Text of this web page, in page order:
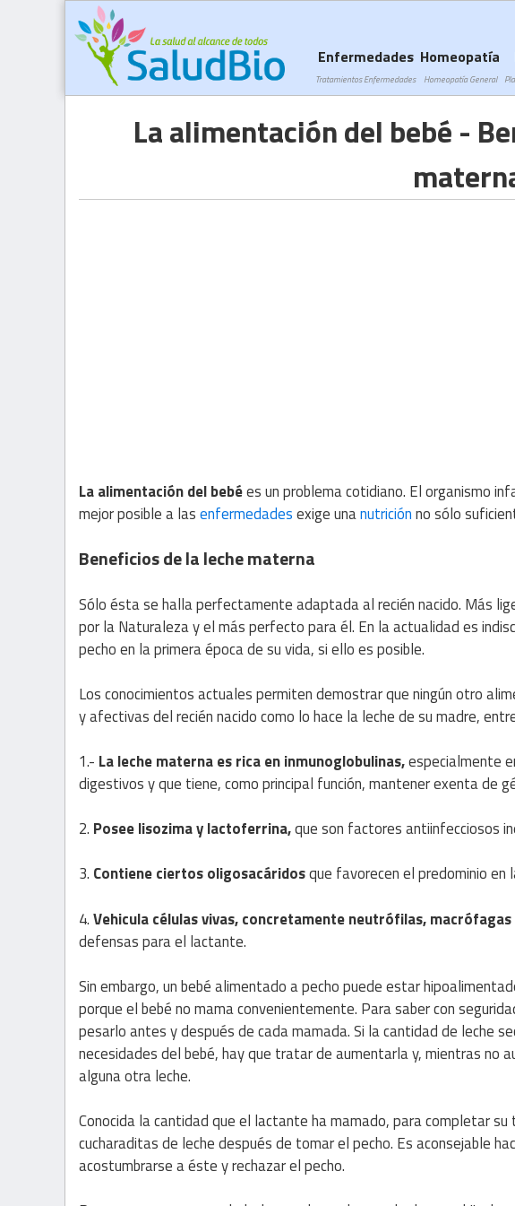
La alimentación del bebé -
La alimentación del bebées un problema cotidiano. El organismo
mejor posible a lasenfermedadesexige unanutriciónno sólo
Beneficios de la leche materna
Sólo ésta se halla perfectamente adaptada al recién nacido. Más
por la Naturaleza y el más perfecto para él. En la actualidad es
pecho en la primera época de su vida, si ello es posible.
Los conocimientos actuales permiten demostrar que ningún otro
y afectivas del recién nacido como lo hace la leche de su madre,
1.- La leche materna es rica en inmunoglobulinas,especialmente
digestivos y que tiene, como principal función, mantener exenta de
2. Posee lisozima y lactoferrina,que son factores antiinfecciosos
3. Contiene ciertos oligosacáridosque favorecen el predominio en
4.Vehicula células vivas, concretamente neutrófilas,
defensas para el lactante.
Sin embargo, un bebé alimentado a pecho puede estar
porque el bebé no mama convenientemente. Para saber con
pesarlo antes y después de cada mamada. Si la cantidad de leche
necesidades del bebé, hay que tratar de aumentarla y, mientras no
alguna otra leche.
Conocida la cantidad que el lactante ha mamado, para completar
cucharaditas de leche después de tomar el pecho. Es aconsejable
acostumbrarse a éste y rechazar el pecho.
Enfermedades
Tratamientos Enfermedades
Homeopatía
Homeopatía General